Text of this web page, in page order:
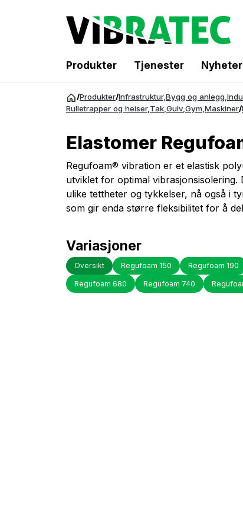
Produkter Tjenester Nyheter
/Produkter/Infrastruktur,Bygg og anlegg,
Rulletrapper og heiser, Tak Gulv,Gym Maskiner/
Elastomer
Regufoam® vibration er et elastisk
utviklet for optimal vibrasjonsisolering.
ulike tettheter og tykkelser, nå også i
som gir enda større fleksibilitet for å
Variasjoner
Oversikt Regufoam 150 Regufoam 190
Regufoam 680 Regufoam 740